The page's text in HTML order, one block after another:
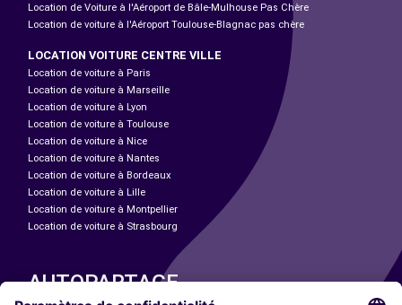
Location de Voiture à l'Aéroport de Bâle-Mulhouse Pas Chère
Location de voiture à l'Aéroport Toulouse-Blagnac pas chère
LOCATION VOITURE CENTRE VILLE
Location de voiture à Paris
Location de voiture à Marseille
Location de voiture à Lyon
Location de voiture à Toulouse
Location de voiture à Nice
Location de voiture à Nantes
Location de voiture à Bordeaux
Location de voiture à Lille
Location de voiture à Montpellier
Location de voiture à Strasbourg
AUTOPARTAGE